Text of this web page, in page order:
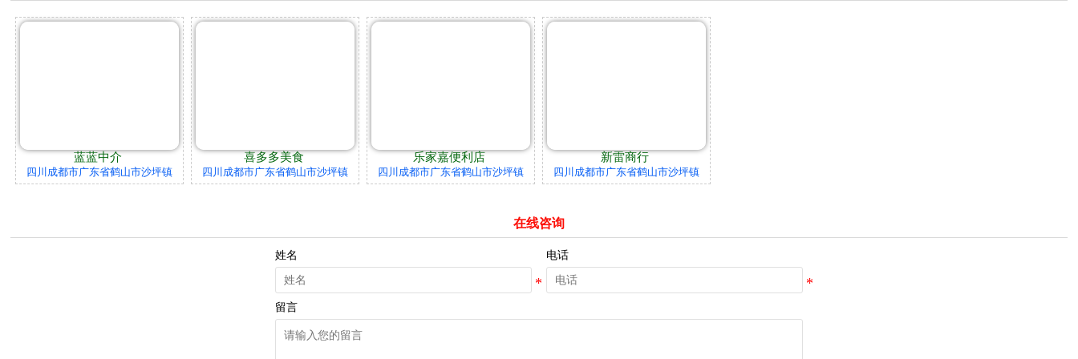
蓝蓝中介
四川成都市广东省鹤山市沙坪镇
喜多多美食
四川成都市广东省鹤山市沙坪镇
乐家嘉便利店
四川成都市广东省鹤山市沙坪镇
新雷商行
四川成都市广东省鹤山市沙坪镇
在线咨询
姓名 电话
留言